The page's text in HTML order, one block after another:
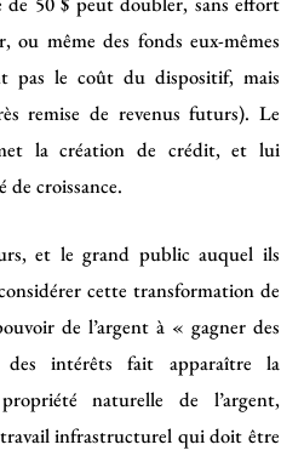
ou même des fonds eux-mêmes
pas le coût du dispositif, mais
remise de revenus futurs). Le
la création de crédit, et lui
de croissance.
et le grand public auquel ils
cette transformation de
de l’argent à « gagner des
intérêts fait apparaître la
naturelle de l’argent,
infrastructurel qui doit être